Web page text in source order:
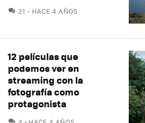
21 COMENTARIOS
HACE 4 AÑOS
12 películas que
podemos ver en
streaming con la
fotografía como
protagonista
COMENTARIOS